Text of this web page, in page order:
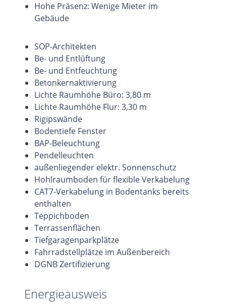
Hohe Präsenz: Wenige Mieter im
Gebäude
SOP-Architekten
Be- und Entlüftung
Be- und Entfeuchtung
Betonkernaktivierung
Lichte Raumhöhe Büro: 3,80 m
Lichte Raumhöhe Flur: 3,30 m
Rigipswände
Bodentiefe Fenster
BAP-Beleuchtung
Pendelleuchten
außenliegender elektr. Sonnenschutz
Hohlraumboden für flexible Verkabelung
CAT7-Verkabelung in Bodentanks bereits
enthalten
Teppichboden
Terrassenflächen
Tiefgaragenparkplätze
Fahrradstellplätze im Außenbereich
DGNB Zertifizierung
Energieausweis